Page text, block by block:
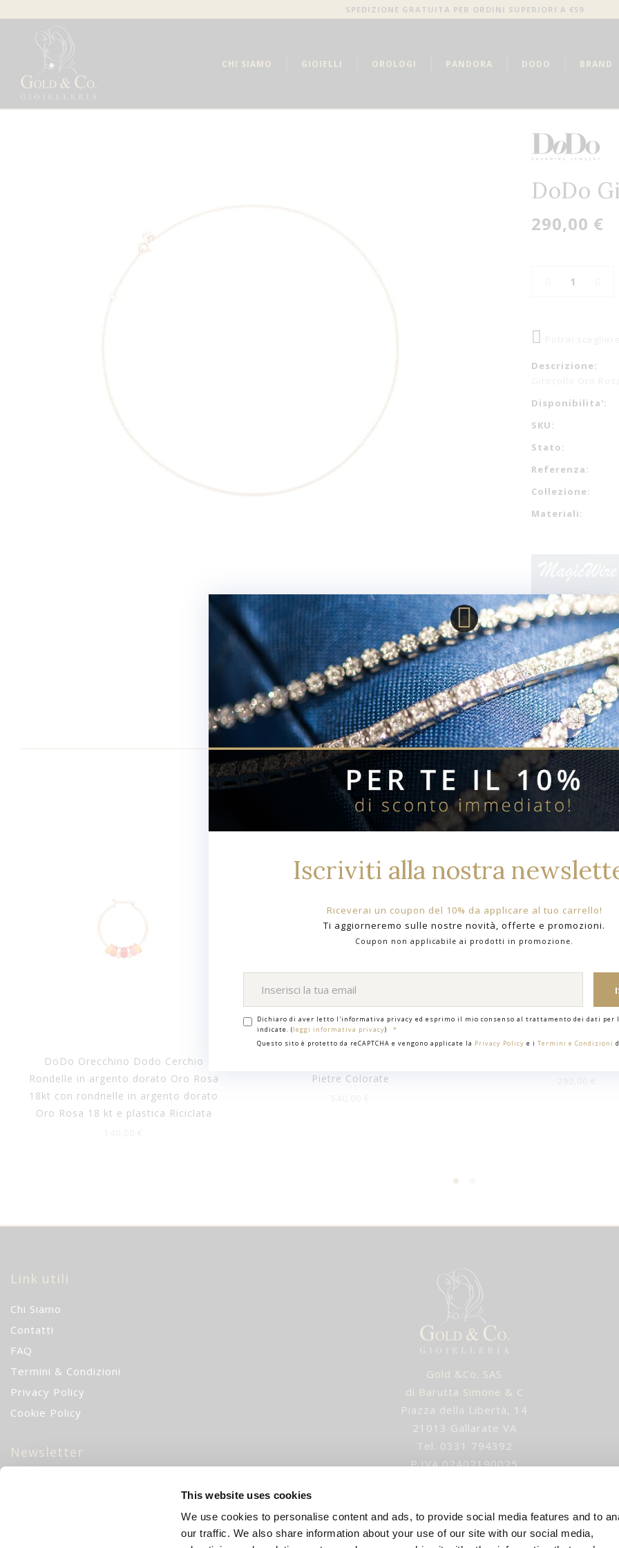
Iscriviti alla nostra
Riceverai un coupon del 10% da applicare al tuo carrello!
Ti aggiorneremo sulle nostre novità, offerte e promozioni.
Coupon non applicabile ai prodotti in promozione.
Dichiaro di aver letto l'informativa privacy ed esprimo il mio consenso al trattamento dei dati
indicate. (leggi informativa privacy)
Questo sito è protetto da reCAPTCHA e vengono applicate la Privacy Policy e i Termini e Condizioni
This website uses cookies
We use cookies to personalise content and ads, to provide social media features and to
our traffic. We also share information about your use of our site with our social media,
SPEDIZIONE GRATUITA PER ORDINI SUPERIORI A €59
CHI SIAMO GIOIELLI OROLOGI PANDORA DODO BRAND
DoDo
290,00 €
Descrizione:
Disponibilita':
SKU:
Stato:
Referenza:
Collezione:
Materiali:
Prodotti Correlati Per
DoDo Orecchino Dodo Cerchio
Rondelle in argento dorato Oro Rosa
18kt con rondnelle in argento dorato
Oro Rosa 18 kt e plastica Riciclata
Pietre Colorate
Link utili
Chi Siamo
Contatti
FAQ
Termini & Condizioni
Privacy Policy
Cookie Policy
Newsletter
Gold &Co. SAS
di Barutta Simone & C
Piazza della Libertà, 14
21013 Gallarate VA
Tel. 0331 794392
P.IVA 02402190025
CHIUSURA ESTIVA gli ordini verranno evasi dopo 1
E-mail:info@goldandco.it